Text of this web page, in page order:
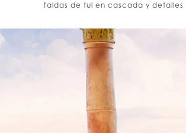
faldas de tul en cascada y detalles